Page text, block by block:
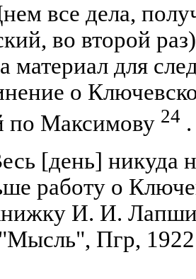
все дела,
во второй
материал для
о
по Максимову 24 .
[день] никуда
работу о
И. И.
Пгр,